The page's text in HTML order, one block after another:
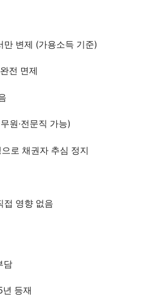
만 변제 (가용소득 기준)
전 면제
원·전문직 가능)
로 채권자 추심 정지
접 영향 없음
담
등재